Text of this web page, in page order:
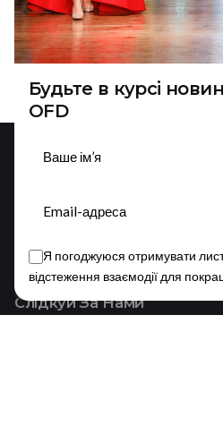
1
Слідкуй За Нами
This website stores cookies
Privacy Policy
Будьте в курсі
OFD
Я погоджуюся отримувати
відстеження взаємодії для